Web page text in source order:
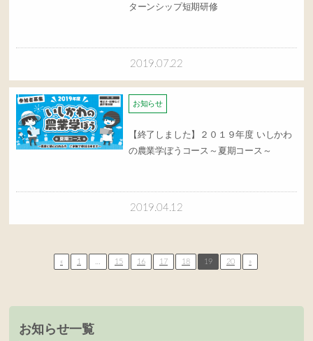
ターンシップ短期研修
2019.07.22
お知らせ
【終了しました】２０１９年度 いしかわ
の農業学ぼうコース～夏期コース～
2019.04.12
« 1 15 16 17 18 19 20 »
お知らせ一覧